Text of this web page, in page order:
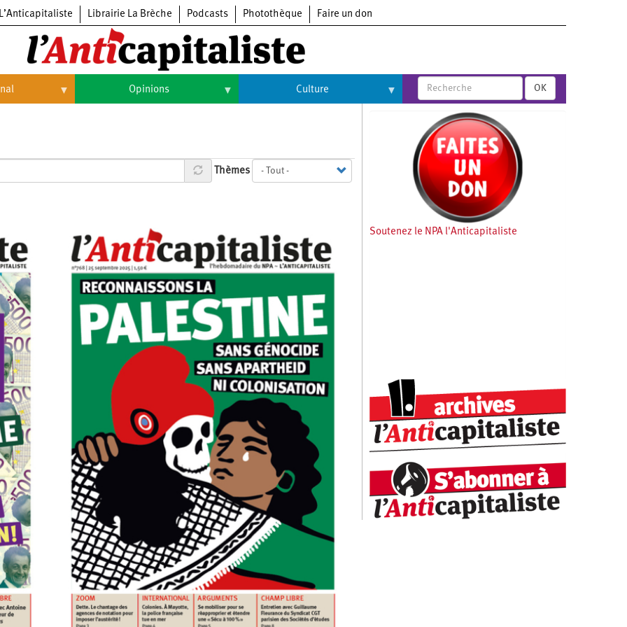
L’Anticapitaliste Librairie La Brèche Podcasts Photothèque Faire un don
Opinions Culture
Livres
Musique
OK
Thèmes
Soutenez le NPA l'Anticapitaliste